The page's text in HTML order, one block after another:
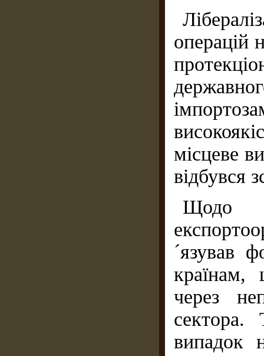
операцій
місцеве
відбувся
´язував
країнам,
через
сектора.
випадок